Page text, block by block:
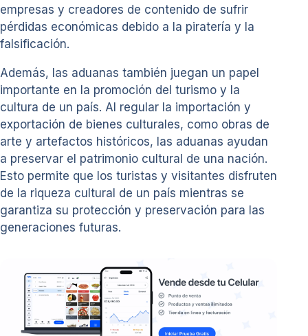
empresas y creadores de contenido de sufrir
pérdidas económicas debido a la piratería y la
falsificación.
Además, las aduanas también juegan un papel
importante en la promoción del turismo y la
cultura de un país. Al regular la importación y
exportación de bienes culturales, como obras de
arte y artefactos históricos, las aduanas ayudan
a preservar el patrimonio cultural de una nación.
Esto permite que los turistas y visitantes disfruten
de la riqueza cultural de un país mientras se
garantiza su protección y preservación para las
generaciones futuras.